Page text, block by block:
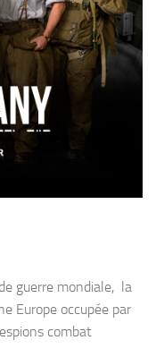
guerre mondiale, la
Europe occupée par
combat